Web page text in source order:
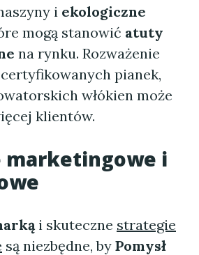
i ekologiczne
mogą stanowić atuty
na rynku. Rozważenie
pianek,
włókien może
klientów.
marketingowe i
i skuteczne strategie
są niezbędne, by Pomysł